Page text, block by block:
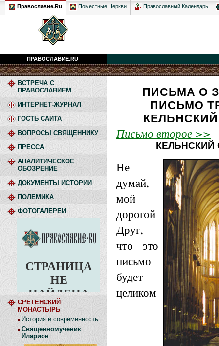
Православие.Ru Поместные Церкви Православный Календарь
ПРАВОСЛАВИЕ.RU
ВСТРЕЧА С
ПРАВОСЛАВИЕМ
ИНТЕРНЕТ-ЖУРНАЛ
ГОСТЬ САЙТА
ВОПРОСЫ СВЯЩЕННИКУ
ПРЕССА
АНАЛИТИЧЕСКОЕ
ОБОЗРЕНИЕ
ДОКУМЕНТЫ ИСТОРИИ
ПОЛЕМИКА
ФОТОГАЛЕРЕИ
СРЕТЕНСКИЙ
МОНАСТЫРЬ
История и современность
Священномученик
Иларион
ПИСЬМА О
ПИСЬМО
Письмо второе >>
КЕЛЬНСКИЙ
Не
думай,
мой
дорогой
Друг,
что это
письмо
будет
целиком